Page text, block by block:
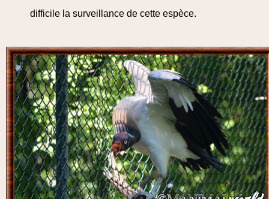
difficile la surveillance de cette espèce.